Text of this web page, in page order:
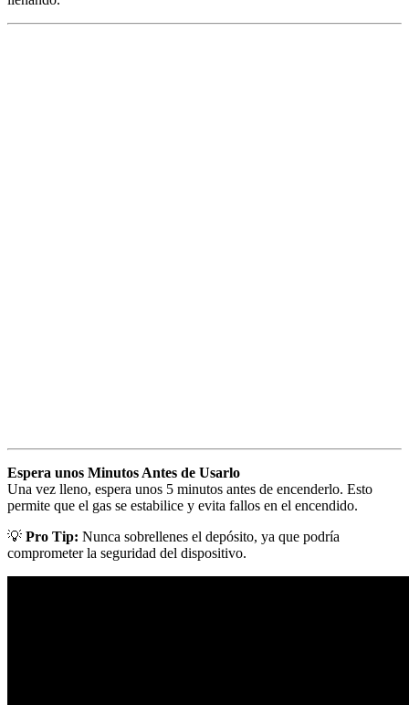
Espera unos Minutos Antes de Usarlo
Una vez lleno, espera unos 5 minutos antes de encenderlo. Esto
permite que el gas se estabilice y evita fallos en el encendido.
💡 Pro Tip: Nunca sobrellenes el depósito, ya que podría
comprometer la seguridad del dispositivo.